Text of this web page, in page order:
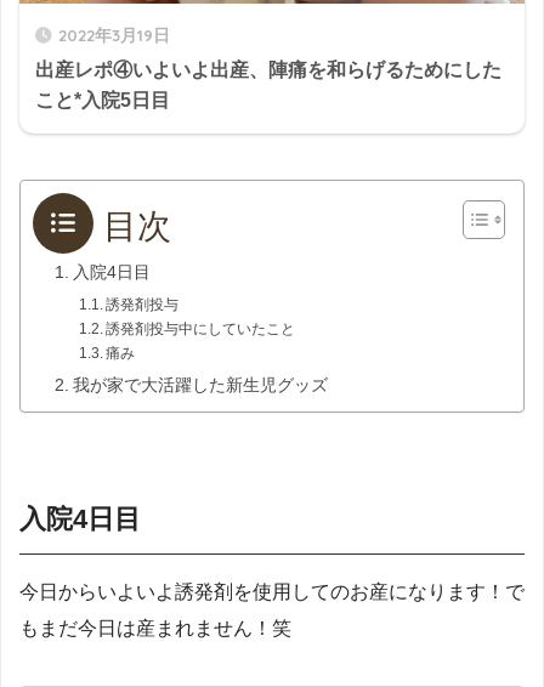
2022年3月19日
出産レポ④いよいよ出産、陣痛を和らげるためにした
こと*入院5日目
目次
入院4日目
誘発剤投与
誘発剤投与中にしていたこと
痛み
我が家で大活躍した新生児グッズ
入院4日目
今日からいよいよ誘発剤を使用してのお産になります！で
もまだ今日は産まれません！笑